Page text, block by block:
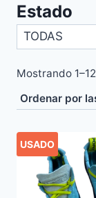
Estado
Mostrando
USADO